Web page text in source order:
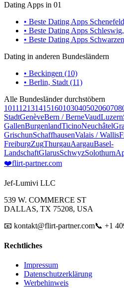
Dating Apps in 01
• Beste Dating Apps
• Beste Dating Apps
• Beste Dating Apps
Dating in anderen Bundesländern
• Beckingen (10)
• Berlin, Stadt (11)
Alle Bundesländer durchstöbern
101112131415160103040502060708
StadtGenèveBern / BerneVaudLuzern
GallenBurgenlandTicinoNeuchâtel
GrischunSchaffhausenValais / Wallis
FreiburgZugThurgauAargauBasel-
LandschaftGlarusSchwyzSolothurn
❤️flirt-partner.com
Jef-Lumivi LLC
539 W. COMMERCE ST
DALLAS, TX 75208, USA
📧 kontakt@flirt-partner.com📞 +1
Rechtliches
Impressum
Datenschutzerklärung
Werbehinweis